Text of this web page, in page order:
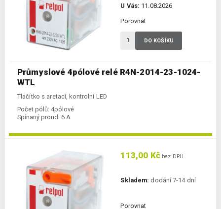
Průmyslové 4pólové relé R4N-2014-23-1024-
WTL
Tlačítko s aretací, kontrolní LED
Počet pólů: 4pólové
Spínaný proud: 6 A
U Vás: 11.08.2026
Porovnat
DO KOŠÍKU
113,00 Kč bez DPH
Skladem: dodání 7-14 dní
Porovnat